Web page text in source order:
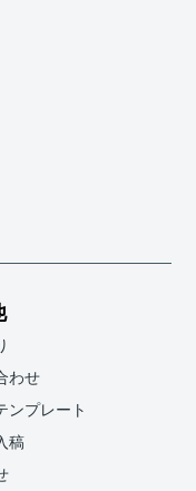
わせ
ンプレート
稿